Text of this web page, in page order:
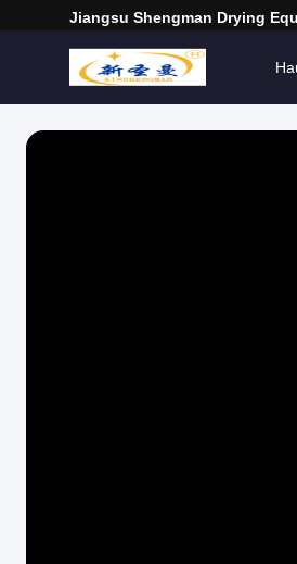
Jiangsu Shengman Drying